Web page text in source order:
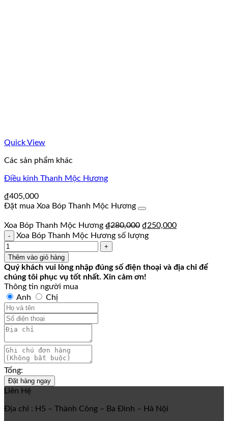
Quick View
Các sản phẩm khác
Điều kinh Thanh Mộc Hương
₫405,000
Đặt mua Xoa Bóp Thanh Mộc Hương
Xoa Bóp Thanh Mộc Hương ₫280,000 ₫250,000
Xoa Bóp Thanh Mộc Hương số lượng
Thêm vào giỏ hàng
Quý khách vui lòng nhập đúng số điện thoại và địa chỉ để
chúng tôi phục vụ tốt nhất. Xin cảm ơn!
Thông tin người mua
Anh
Chị
Tổng:
Đặt hàng ngay
Liên Hệ
Địa chỉ : H5 – Thành Công – Ba Đình – Hà Nội